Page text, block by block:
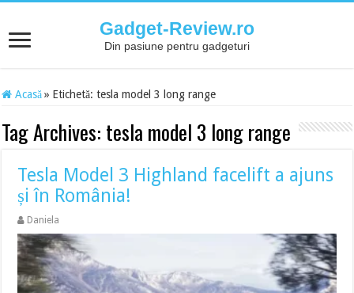
Gadget-Review.ro
Din pasiune pentru gadgeturi
Acasă » Etichetă:tesla model 3 long range
Tag Archives: tesla model 3 long range
Tesla Model 3 Highland facelift a ajuns
și în România!
Daniela